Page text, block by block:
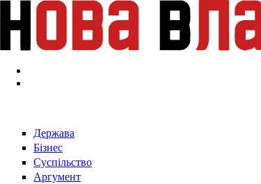
Перейти к основному содержанию
Держава
Бізнес
Суспільство
Аргумент